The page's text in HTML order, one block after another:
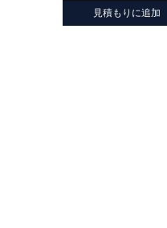
見積もりに追加